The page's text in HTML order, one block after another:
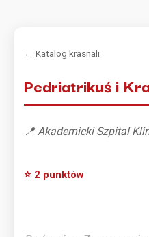
← Katalog krasnali
Pedriatrikuś i
📍 Akademicki Szpital
⭐ 2 punktów